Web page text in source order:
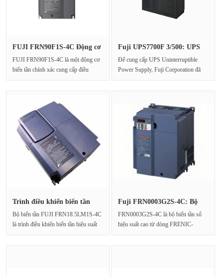
FUJI FRN90F1S-4C Động cơ
FUJI FRN90F1S-4C là một động cơ
biến tần chính xác cung cấp điều
Fuji UPS7700F 3/500: UPS
Để cung cấp UPS Uninterruptible
Power Supply, Fuji Corporation đã
Trình điều khiển biến tần
Bộ biến tần FUJI FRN18.5LM1S-4C
là trình điều khiển biến tần hiệu suất
Fuji FRN0003G2S-4C: Bộ
FRN0003G2S-4C là bộ biến tần số
hiệu suất cao từ dòng FRENIC-